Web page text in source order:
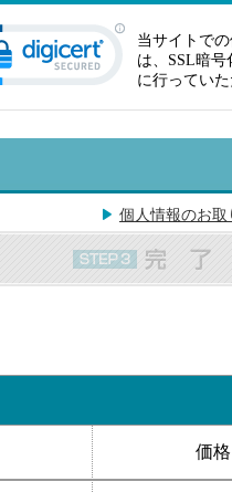
当サイトで
は、SSL暗
に行っていた
個人情報のお取
価格